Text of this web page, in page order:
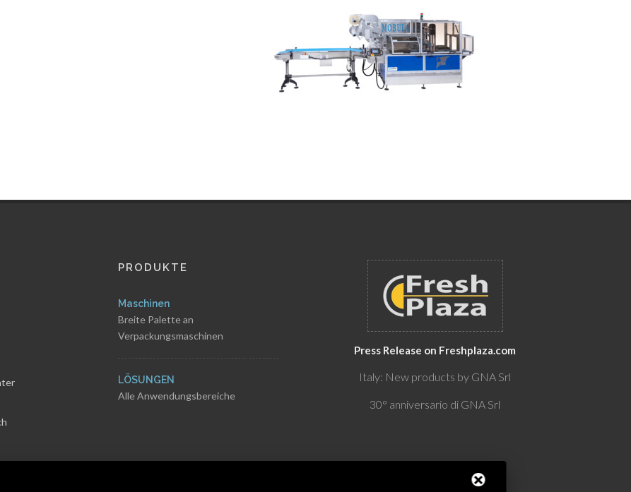
PRODUKTE
Maschinen
Breite Palette an
Verpackungsmaschinen
LÖSUNGEN
Alle Anwendungsbereiche
Press Release on Freshplaza.com
Italy: New products by GNA Srl
30° anniversario di GNA Srl